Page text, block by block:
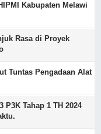
Kabupaten Melawi
Rasa di Proyek
Tuntas Pengadaan Alat
P3K Tahap 1 TH 2024